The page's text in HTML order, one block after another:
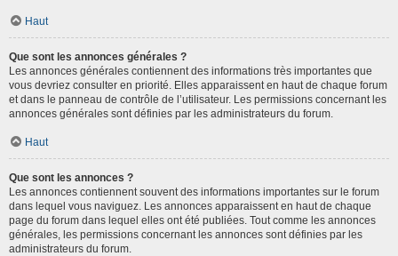
Haut
Que sont les annonces générales ?
Les annonces générales contiennent des informations très importantes que
vous devriez consulter en priorité. Elles apparaissent en haut de chaque forum
et dans le panneau de contrôle de l’utilisateur. Les permissions concernant les
annonces générales sont définies par les administrateurs du forum.
Haut
Que sont les annonces ?
Les annonces contiennent souvent des informations importantes sur le forum
dans lequel vous naviguez. Les annonces apparaissent en haut de chaque
page du forum dans lequel elles ont été publiées. Tout comme les annonces
générales, les permissions concernant les annonces sont définies par les
administrateurs du forum.